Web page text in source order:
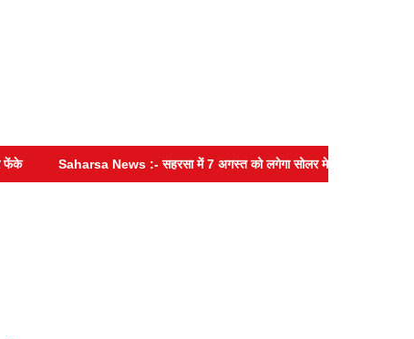
Saharsa News :- सहरसा में 7 अगस्त को लगेगा सोलर मेला सह लोन मेला, सस्ती